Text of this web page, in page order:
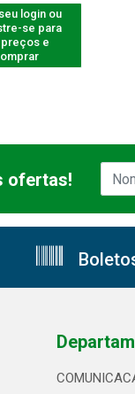
login ou
se para
e
ofertas!